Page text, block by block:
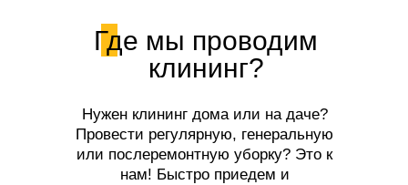
Где мы проводим
клининг?
Нужен клининг дома или на даче?
Провести регулярную, генеральную
или послеремонтную уборку? Это к
нам! Быстро приедем и